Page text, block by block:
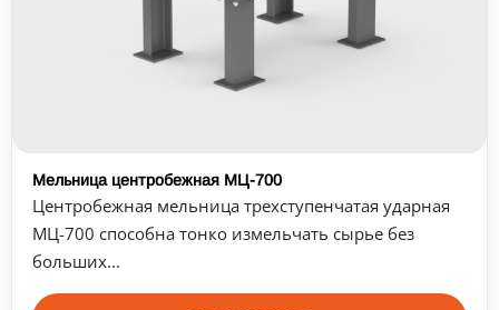
Мельница центробежная МЦ-700
Центробежная мельница трехступенчатая ударная
МЦ-700 способна тонко измельчать сырье без
больших...